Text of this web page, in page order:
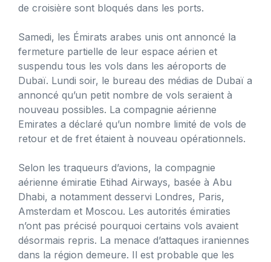
de croisière sont bloqués dans les ports.
Samedi, les Émirats arabes unis ont annoncé la
fermeture partielle de leur espace aérien et
suspendu tous les vols dans les aéroports de
Dubaï. Lundi soir, le bureau des médias de Dubaï a
annoncé qu’un petit nombre de vols seraient à
nouveau possibles. La compagnie aérienne
Emirates a déclaré qu’un nombre limité de vols de
retour et de fret étaient à nouveau opérationnels.
Selon les traqueurs d’avions, la compagnie
aérienne émiratie Etihad Airways, basée à Abu
Dhabi, a notamment desservi Londres, Paris,
Amsterdam et Moscou. Les autorités émiraties
n’ont pas précisé pourquoi certains vols avaient
désormais repris. La menace d’attaques iraniennes
dans la région demeure. Il est probable que les